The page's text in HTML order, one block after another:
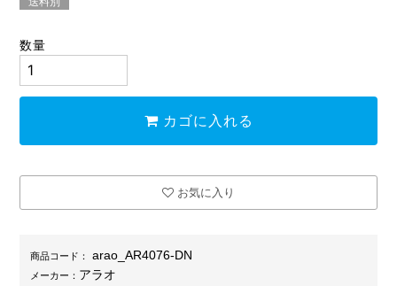
数量
カゴに入れる
お気に入り
商品コード： arao_AR4076-DN
メーカー： アラオ